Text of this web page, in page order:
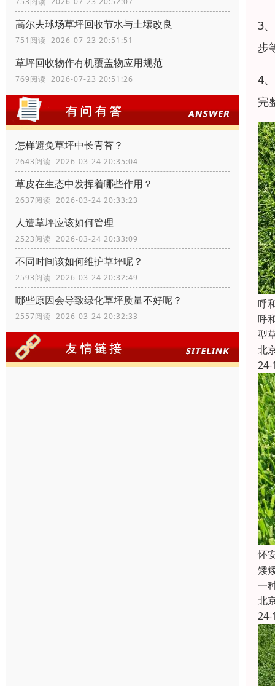
高尔夫球场草坪回收节水与土壤改良
751阅读 2026-07-23 20:51:51
草坪回收物作有机覆盖物应用规范
769阅读 2026-07-23 20:51:26
怎样避免草坪中长青苔？
2643阅读 2026-03-24 20:35:04
草皮在生态中发挥着哪些作用？
2637阅读 2026-03-24 20:33:23
人造草坪应该如何管理
2523阅读 2026-03-24 20:33:09
不同时间该如何维护草坪呢？
2593阅读 2026-03-24 20:32:49
哪些原因会导致绿化草坪质量不好呢？
2557阅读 2026-03-24 20:32:33
3
步
4
完
呼
呼
型
北
24-
怀
矮
一
北
24-